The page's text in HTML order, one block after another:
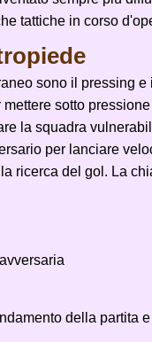
tattiche in corso
sono il pressing
sotto
la squadra
per lanciare
ricerca del gol. La
della